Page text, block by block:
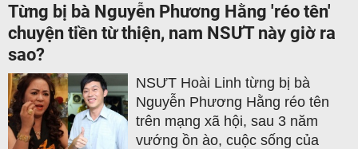
Từng bị bà Nguyễn Phương Hằng 'réo tên'
chuyện tiền từ thiện, nam NSƯT này giờ ra
sao?
NSƯT Hoài Linh từng bị bà
Nguyễn Phương Hằng réo tên
trên mạng xã hội, sau 3 năm
vướng ồn ào, cuộc sống của